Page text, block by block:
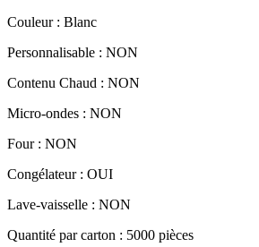
Couleur : Blanc
Personnalisable : NON
Contenu Chaud : NON
Micro-ondes : NON
Four : NON
Congélateur : OUI
Lave-vaisselle : NON
Quantité par carton : 5000 pièces